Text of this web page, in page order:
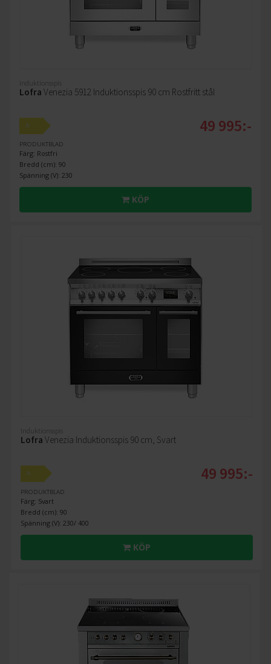
Induktionsspis
Lofra Venezia 5912 Induktionsspis 90 cm Rostfritt stål
A
PRODUKTBLAD
Färg: Rostfri
Bredd (cm): 90
Spänning (V): 230
49 995:-
KÖP
Induktionsspis
Lofra Venezia Induktionsspis 90 cm, Svart
A
PRODUKTBLAD
Färg: Svart
Bredd (cm): 90
Spänning (V): 230/ 400
49 995:-
KÖP